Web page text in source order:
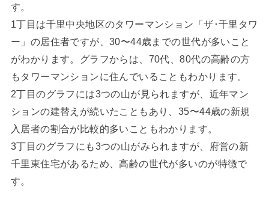
す。
1丁目は千里中央地区のタワーマンション「ザ･千里タワ
ー」の居住者ですが、30〜44歳までの世代が多いこと
がわかります。グラフからは、70代、80代の高齢の方
もタワーマンションに住んでいることもわかります。
2丁目のグラフには3つの山が見られますが、近年マン
ションの建替えが続いたこともあり、35〜44歳の新規
入居者の割合が比較的多いこともわかります。
3丁目のグラフにも3つの山がみられますが、府営の新
千里東住宅があるため、高齢の世代が多いのが特徴で
す。